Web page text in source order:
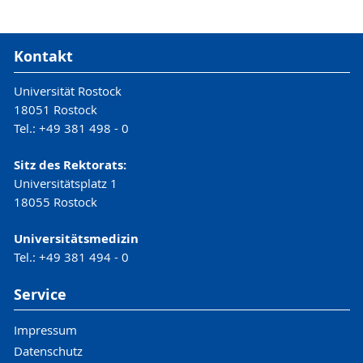
Kontakt
Universität Rostock
18051 Rostock
Tel.: +49 381 498 - 0
Sitz des Rektorats:
Universitätsplatz 1
18055 Rostock
Universitätsmedizin
Tel.: +49 381 494 - 0
Service
Impressum
Datenschutz